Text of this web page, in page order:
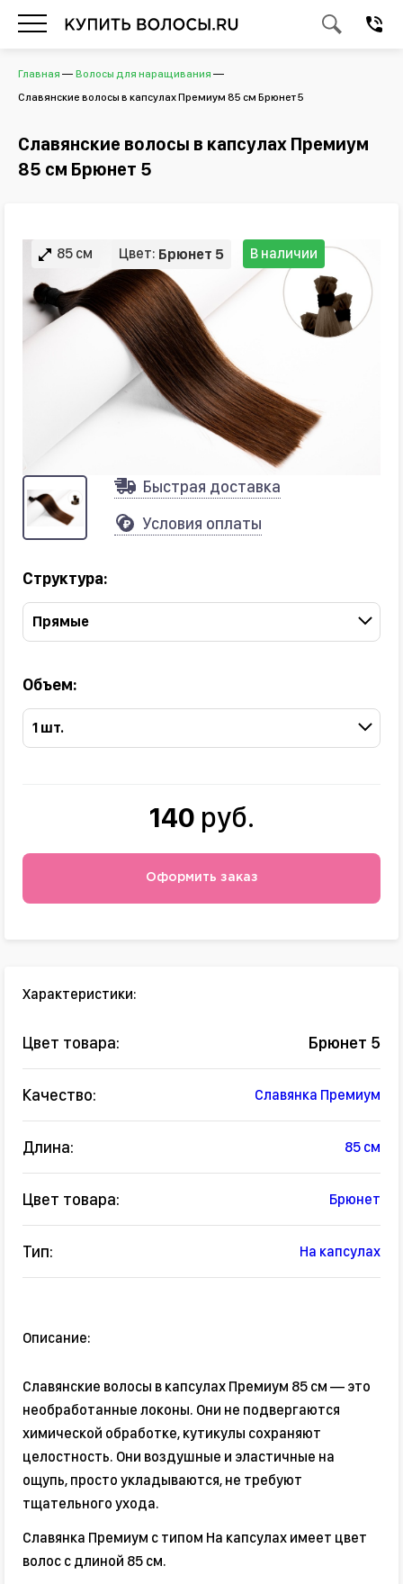
Главная
Волосы для наращивания
Славянские волосы в капсулах Премиум 85 см Брюнет 5
Славянские волосы в капсулах Премиум
85 см Брюнет 5
85 см Цвет: Брюнет 5 В наличии
Быстрая доставка
Условия оплаты
Структура:
Прямые
Объем:
1 шт.
140 руб.
Оформить заказ
Характеристики:
Цвет товара: Брюнет 5
Качество: Славянка Премиум
Длина: 85 см
Цвет товара: Брюнет
Тип: На капсулах
Описание:
Славянские волосы в капсулах Премиум 85 см — это
необработанные локоны. Они не подвергаются
химической обработке, кутикулы сохраняют
целостность. Они воздушные и эластичные на
ощупь, просто укладываются, не требуют
тщательного ухода.
Славянка Премиум с типом На капсулах имеет цвет
волос с длиной 85 см.